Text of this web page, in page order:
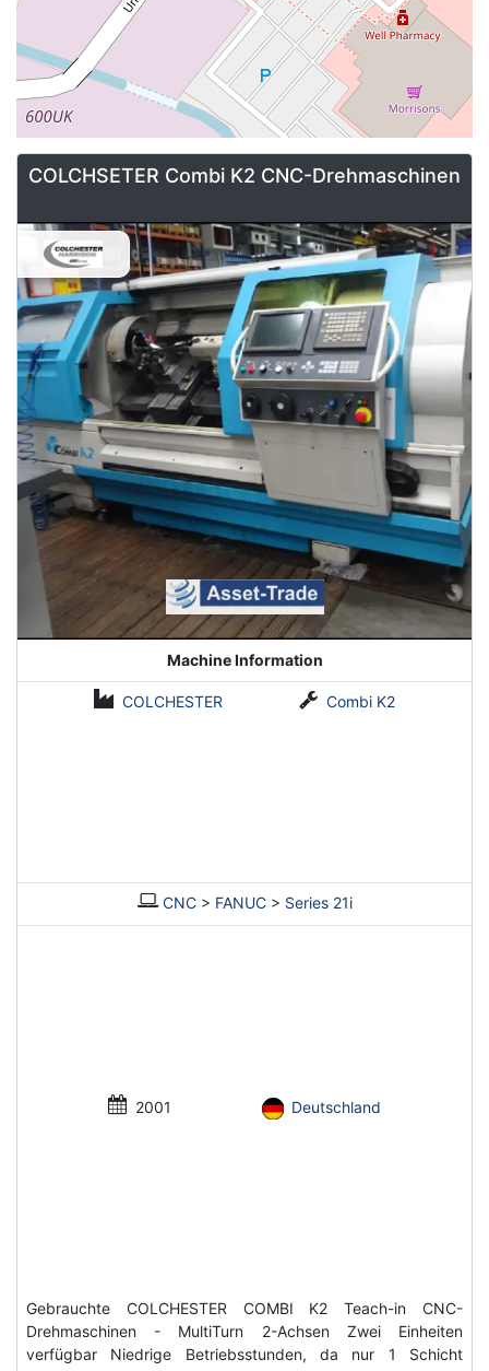
COLCHSETER Combi K2 CNC-Drehmaschinen
Machine Information
COLCHESTER Combi K2
CNC> FANUC> Series 21i
2001 Deutschland
Gebrauchte COLCHESTER COMBI K2 Teach-in CNC-
Drehmaschinen - MultiTurn 2-Achsen Zwei Einheiten
verfügbar Niedrige Betriebsstunden, da nur 1 Schicht